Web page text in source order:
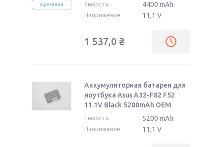
Оригинал Емкость 4400 mAh
Напряжение 11,1 V
1 537,0 ₴
Аккумуляторная батарея для
ноутбука Asus A32-F82 F52
11.1V Black 5200mAh OEM
Емкость 5200 mAh
Напряжение 11,1 V